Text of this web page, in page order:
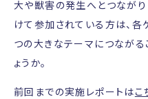
大や獣害の発生へとつなが
けて参加されている方は、各
つの大きなテーマにつなが
ょうか。
前回までの実施レポートはこ